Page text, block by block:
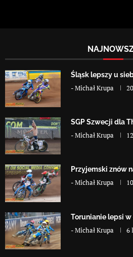
Śląsk lepszy u
-Michał Krupa
SGP Szwecji dla
-Michał Krupa
Przyjemski znów
-Michał Krupa
Torunianie lepsi
-Michał Krupa 6